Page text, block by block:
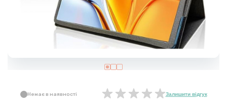
Немає в наявності Залишити відгук